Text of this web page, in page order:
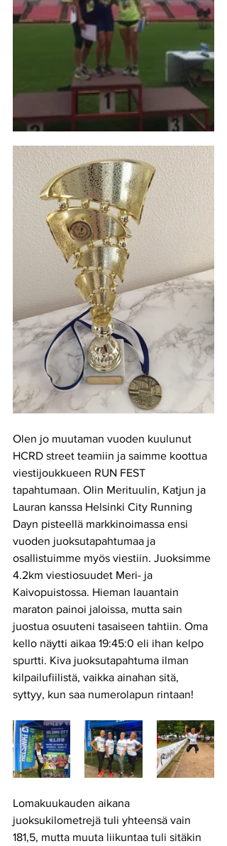
Olen jo muutaman vuoden kuulunut
HCRD street teamiin ja saimme koottua
viestijoukkueen RUN FEST
tapahtumaan. Olin Merituulin, Katjun ja
Lauran kanssa Helsinki City Running
Dayn pisteellä markkinoimassa ensi
vuoden juoksutapahtumaa ja
osallistuimme myös viestiin. Juoksimme
4.2km viestiosuudet Meri- ja
Kaivopuistossa. Hieman lauantain
maraton painoi jaloissa, mutta sain
juostua osuuteni tasaiseen tahtiin. Oma
kello näytti aikaa 19:45:0 eli ihan kelpo
spurtti. Kiva juoksutapahtuma ilman
kilpailufiilistä, vaikka ainahan sitä,
syttyy, kun saa numerolapun rintaan!
Lomakuukauden aikana
juoksukilometrejä tuli yhteensä vain
181,5, mutta muuta liikuntaa tuli sitäkin